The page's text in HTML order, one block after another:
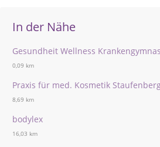
In der Nähe
Gesundheit Wellness
0,09 km
Praxis für med. Kosmetik
8,69 km
bodylex
16,03 km